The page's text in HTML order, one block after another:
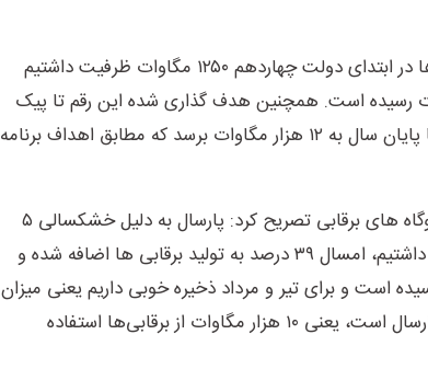
وی گفت: در حوزه تجدیدپذیرها در ابتدای دولت چهاردهم ۱۲۵۰ مگاوات ظرفیت داشتیم
۵ هزار مگاوات رسیده است. همچنین هدف‌ گذاری شده این رقم تا پیک
تابستان به ۷ هزار مگاوات و تا پایان سال به ۱۲ هزار مگاوات برسد که مطابق اهداف برنامه
معاون وزیر نیرو با اشاره به نیروگاه های برقابی تصریح کرد: پارسال به دلیل خشکسالی ۵
هزار مگاوات از برقابی‌ها تولید داشتیم، امسال ۳۹ درصد به تولید برقابی ها اضافه شده و
مگاوات رسیده است و برای تیر و مرداد ذخیره خوبی داریم یعنی میزان
تیر و مرداد ۳۰ درصد بیش از پارسال است، یعنی ۱۰ هزار مگاوات از برقابی‌ها استفاده